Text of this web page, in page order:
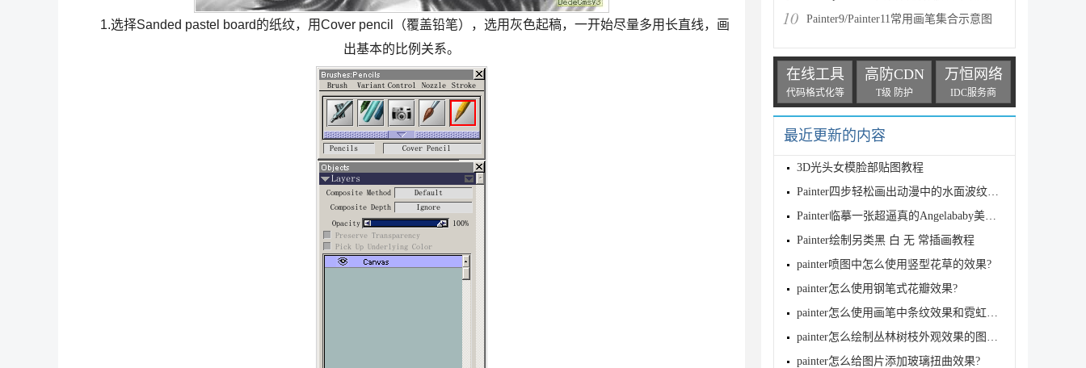
1.选择Sanded pastel board的纸纹，用Cover pencil（覆盖铅笔），选用灰色起稿，一开始尽量多用长直线，画
出基本的比例关系。
10 Painter9/Painter11常用画笔集合示意图
在线工具
代码格式化等
高防CDN
T级 防护
万恒网络
IDC服务商
最近更新的内容
3D光头女模脸部贴图教程
Painter四步轻松画出动漫中的水面波纹教程
Painter临摹一张超逼真的Angelababy美照过程解析
Painter绘制另类黑 白 无 常插画教程
painter喷图中怎么使用竖型花草的效果?
painter怎么使用钢笔式花瓣效果?
painter怎么使用画笔中条纹效果和霓虹灯效果?
painter怎么绘制丛林树枝外观效果的图形?
painter怎么给图片添加玻璃扭曲效果?